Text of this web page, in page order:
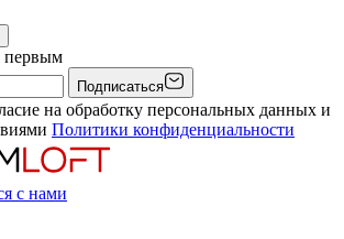
первым
Подписаться
на обработку персональных данных и
Политики конфиденциальности
с нами